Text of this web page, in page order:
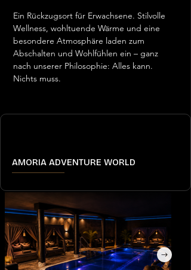
Ein Rückzugsort für Erwachsene. Stilvolle
Wellness, wohltuende Wärme und eine
besondere Atmosphäre laden zum
Abschalten und Wohlfühlen ein – ganz
nach unserer Philosophie: Alles kann.
Nichts muss.
AMORIA ADVENTURE WORLD